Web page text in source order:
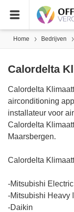
Home Bedrijven
Calordelta
Calordelta
airconditioning
installateur voor
Calordelta
Maarsbergen.
Calordelta
-Mitsubishi Electric
-Mitsubishi Heavy
-Daikin